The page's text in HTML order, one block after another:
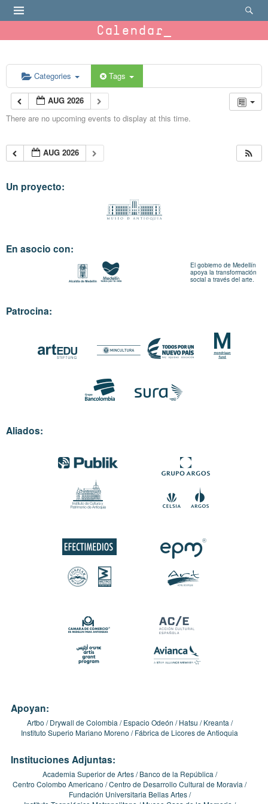
Calendar
Categories Tags
AUG 2026
There are no upcoming events to display at this time.
AUG 2026
Un proyecto:
En asocio con:
El gobierno de Medellín
apoya la transformación
social a través del arte.
Patrocina:
Aliados:
Apoyan:
Artbo Drywall de Colombia Espacio Odeón Hatsu
Kreanta
Instituto Superio Mariano Moreno
Fábrica de Licores de Antioquia
Instituciones Adjuntas:
Academia Superior de Artes
Banco de la República
Centro Colombo Americano Centro de Desarrollo Cultural de Moravia
Fundación Universitaria Bellas Artes